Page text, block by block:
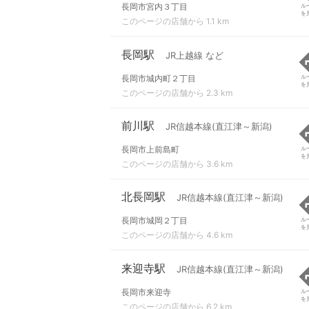
長岡市宮内３丁目
このページの店舗から 1.1 km
ル
を
長岡駅 JR上越線 など
長岡市城内町２丁目
このページの店舗から 2.3 km
ル
を
前川駅 JR信越本線(直江津～新潟)
長岡市上前島町
このページの店舗から 3.6 km
ル
を
北長岡駅 JR信越本線(直江津～新潟)
長岡市城岡２丁目
このページの店舗から 4.6 km
ル
を
来迎寺駅 JR信越本線(直江津～新潟)
長岡市来迎寺
このページの店舗から 6.2 km
ル
を